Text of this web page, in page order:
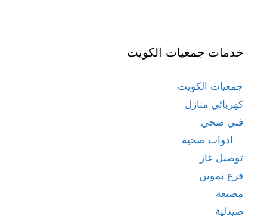
خدمات جمعيات الكويت
جمعيات الكويت
كهربائي منازل
فني صحي
ادوات صحية
توصيل غاز
فرع تموين
مصبغة
صيدلية